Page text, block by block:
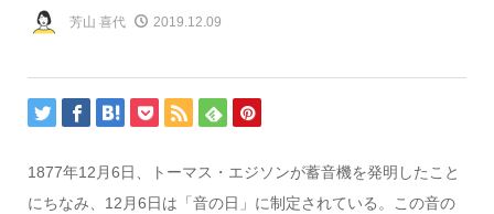
芳山 喜代 2019.12.09
1877年12月6日、トーマス・エジソンが蓄音機を発明したこと
にちなみ、12月6日は「音の日」に制定されている。この音の